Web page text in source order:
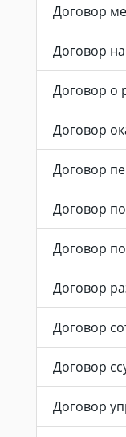
Договор
Договор
Договор о
Договор
Договор
Договор
Договор
Договор
Договор
Договор
Договор